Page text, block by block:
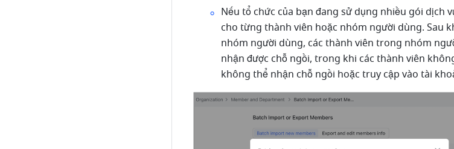
Nếu tổ chức của bạn đang sử dụng nhiều gói dịch
cho từng thành viên hoặc nhóm người dùng. Sau
nhóm người dùng, các thành viên trong nhóm
nhận được chỗ ngồi, trong khi các thành viên
không thể nhận chỗ ngồi hoặc truy cập vào tài